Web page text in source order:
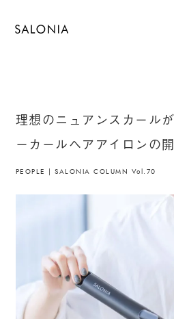
理想のニュアンスカール
ーカールヘアアイロンの
PEOPLE | SALONIA COLUMN Vol.70